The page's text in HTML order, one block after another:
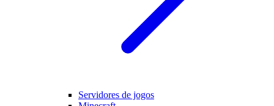
Servidores de jogos